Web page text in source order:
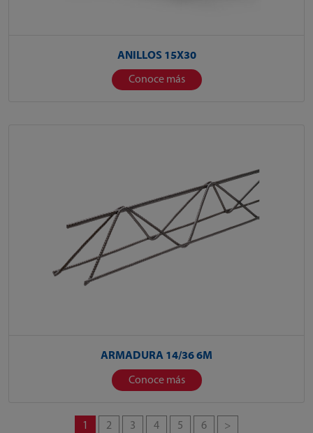
ANILLOS 15X30
Conoce más
ARMADURA 14/36 6M
Conoce más
1 2 3 4 5 6 >